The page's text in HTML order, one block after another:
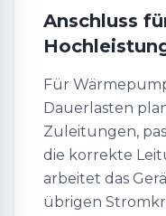
Anschluss
Für
Dauerlasten
Zuleitungen,
die korrekte
arbeitet das
übrigen